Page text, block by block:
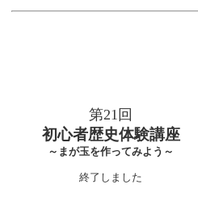
第21回
初心者歴史体験講座
～まが玉を作ってみよう～
終了しました